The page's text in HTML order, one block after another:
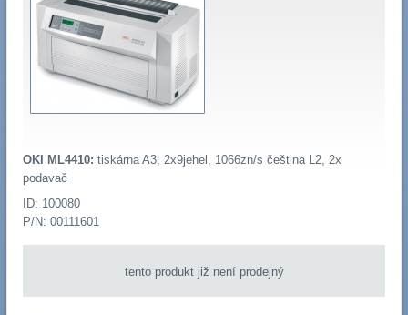
OKI ML4410: tiskárna A3, 2x9jehel, 1066zn/s čeština L2, 2x
podavač
ID: 100080
P/N: 00111601
tento produkt již není prodejný